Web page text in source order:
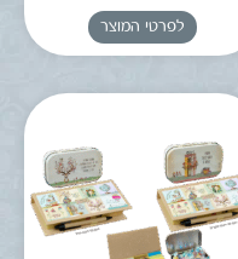
לפרטי המוצר